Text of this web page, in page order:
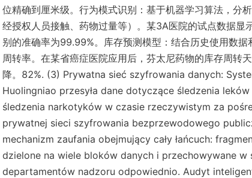
位精确到厘米级。行为模式识别：基于机器学习算法，分
经授权人员接触、药物过量等）。某3A医院的试点数据显
别的准确率为99.99%。库存预测模型：结合历史使用数
周转率。在某省癌症医院应用后，芬太尼药物的库存周转
降。82%. (3) Prywatna sieć szyfrowania danych:
Huolingniao przesyła dane dotyczące śledzenia
śledzenia narkotyków w czasie rzeczywistym za
prywatnej sieci szyfrowania bezprzewodowego
mechanizm zaufania obejmujący cały łańcuch:
dzielone na wiele bloków danych i przechowywane
departamentów nadzoru odpowiednio. Audyt